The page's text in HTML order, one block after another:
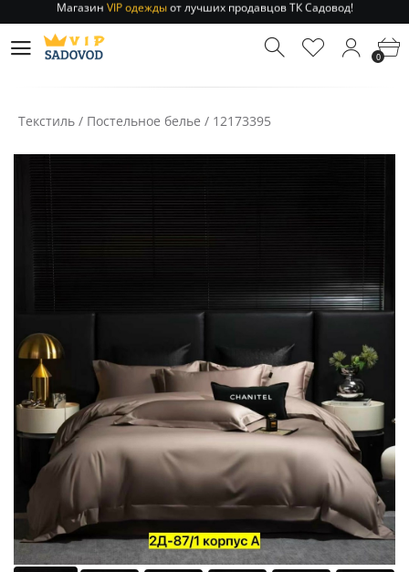
Отправление заказа 1-3 дняпо РФ и МСК!
Магазин
от лучших продавцов ТК Садовод!
Отправление заказа 1-3 дня 0
Текстиль / Постельное белье / 12173395